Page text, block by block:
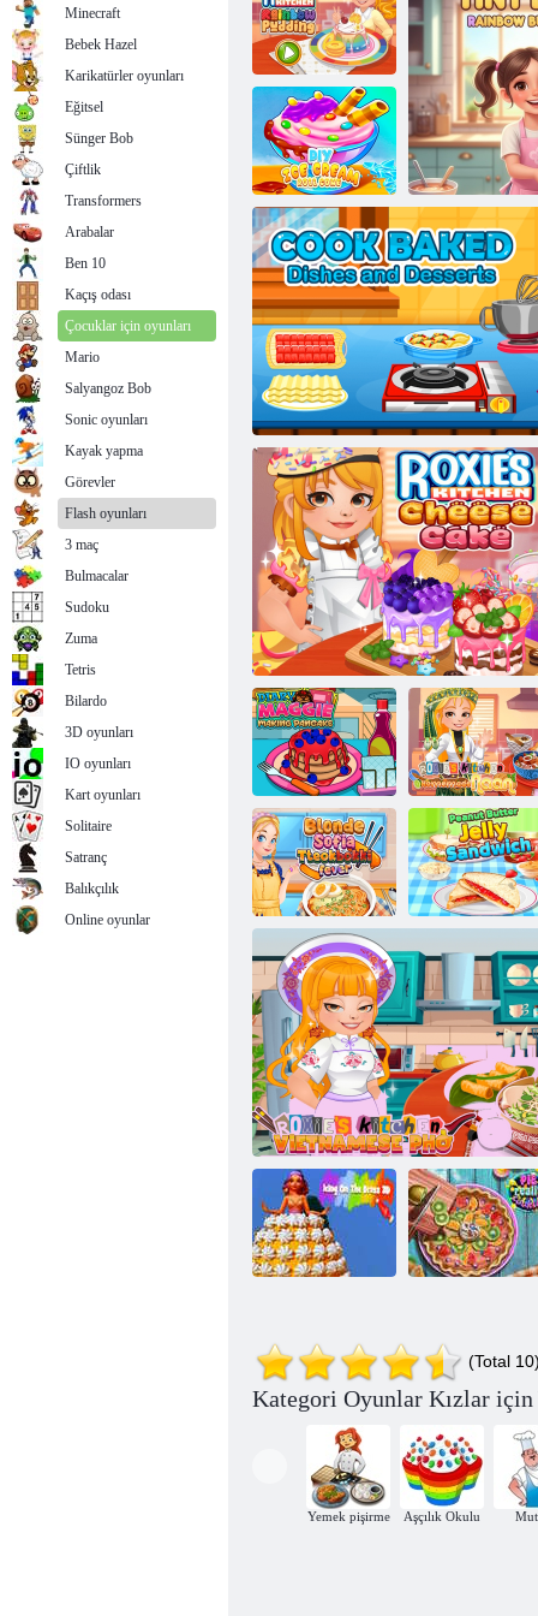
Havuç kek
Roxie'nin
Mutfağı:
Gökkuşağı
Pudingi
Minik Fırıncı:
Diy dondurma
rulo konisi
Pişmiş yemekler ve tatlılar pişirin
Roxie's Kitchen: Cheesecake
Günlük Maggie
Gözleme Yapımı
Roxie'nin
Mutfağı Ev
Yapımı Naan
Sarışın Sofia
Tteokbokki
Ateşi
Fıstık Ezmeli
Jöleli Sandviç
Roxie'nin Mutfağı: Vietnamca Pho
Elbise Üzerine
Buzlanma 3D
Hayatta Yemek
Pişirme
(Total 10)
Kategori Oyunlar Kızlar için
Yemek pişirme Aşçılık Okulu
Minecraft
Bebek Hazel
Karikatürler oyunları
Eğitsel
Sünger Bob
Çiftlik
Transformers
Arabalar
Ben 10
Kaçış odası
Çocuklar için oyunları
Mario
Salyangoz Bob
Sonic oyunları
Kayak yapma
Görevler
Flash oyunları
3 maç
Bulmacalar
Sudoku
Zuma
Tetris
Bilardo
3D oyunları
IO oyunları
Kart oyunları
Solitaire
Satranç
Balıkçılık
Online oyunlar